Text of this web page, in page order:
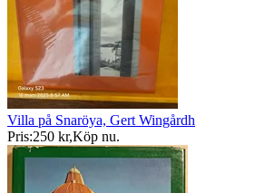
Villa på Snaröya, Gert Wingårdh
Pris:250 kr,Köp nu.